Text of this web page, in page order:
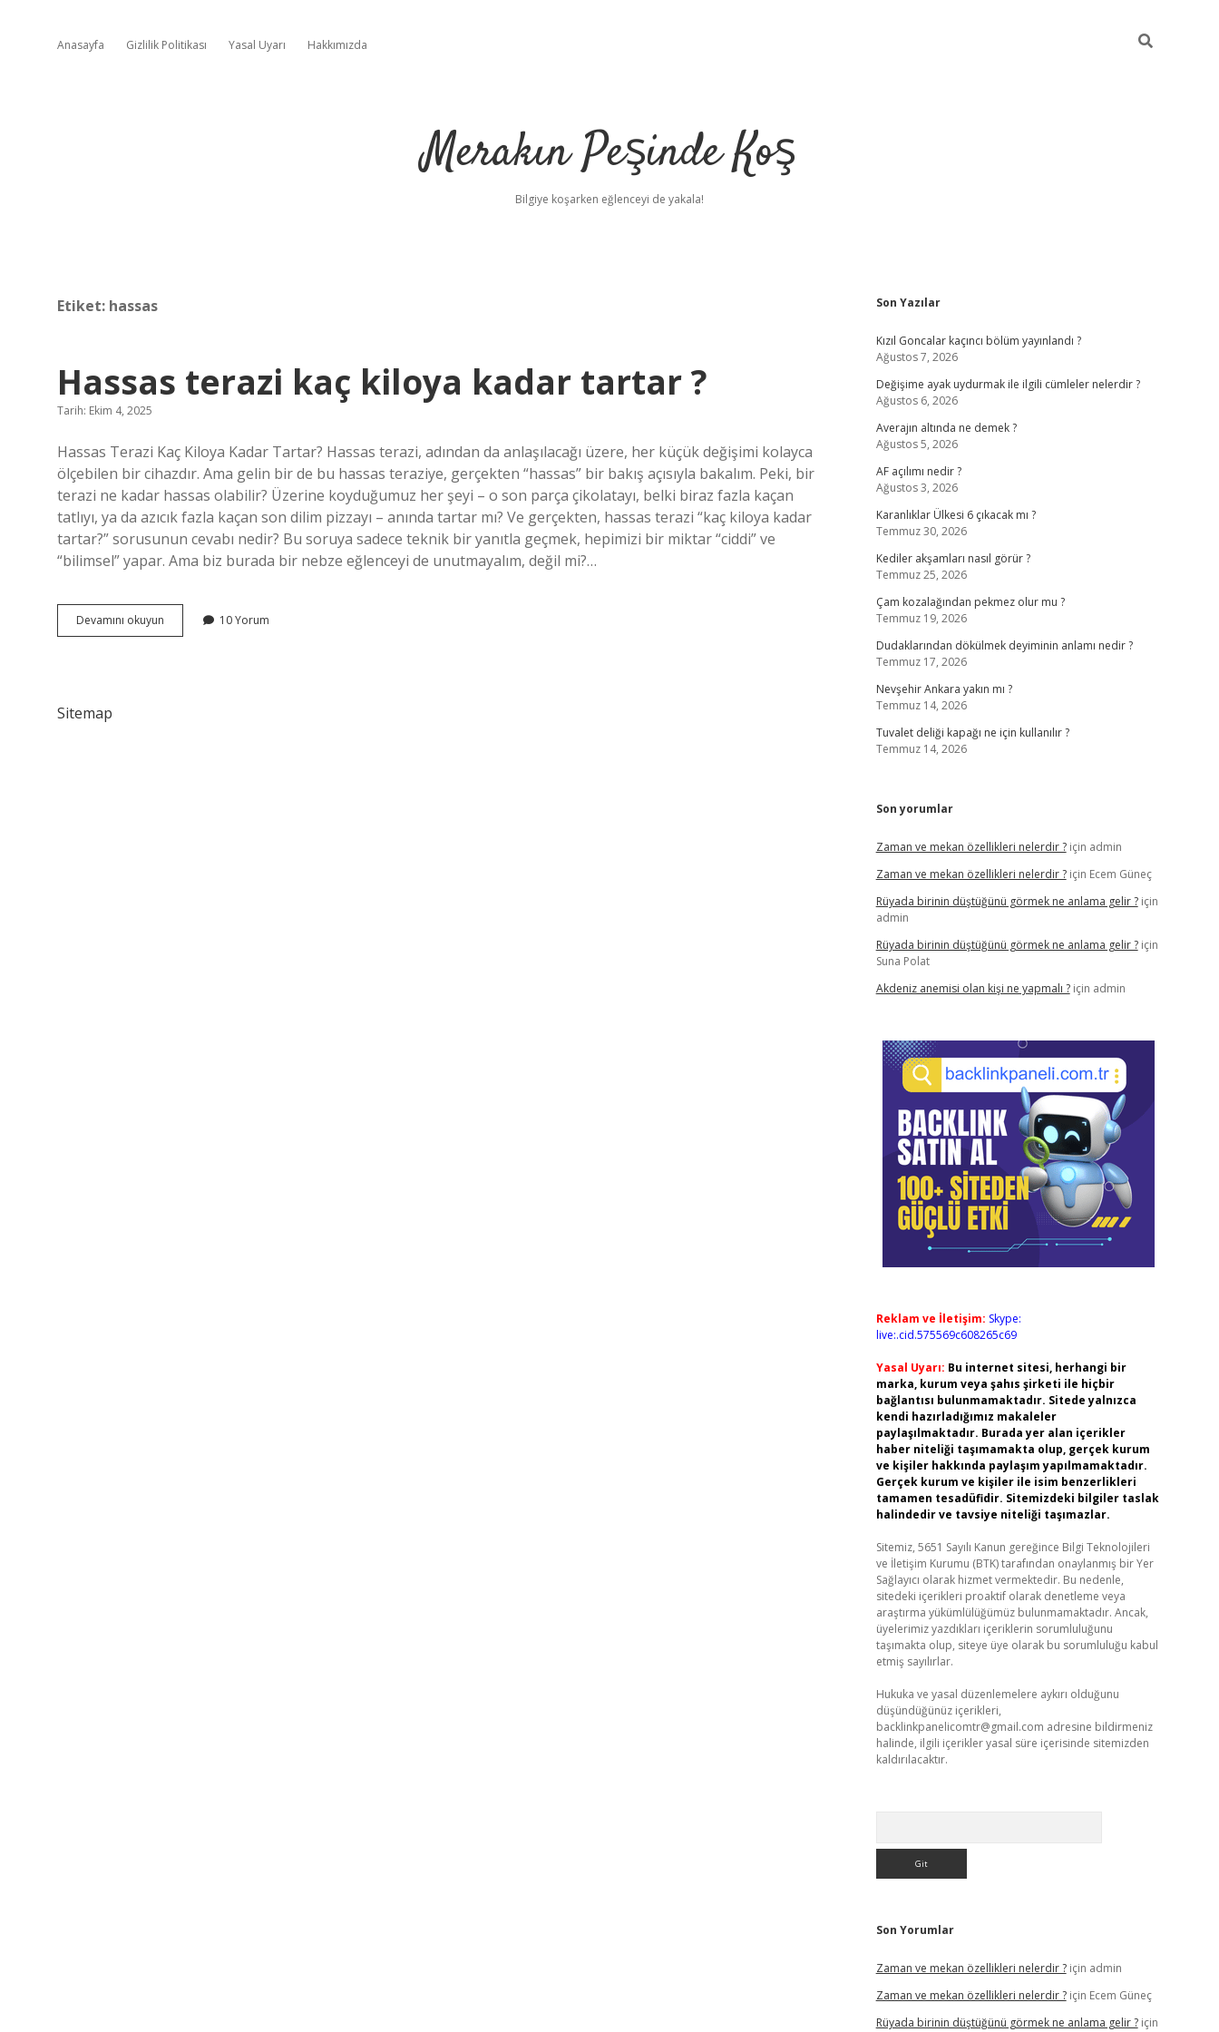
Anasayfa Gizlilik Politikası Yasal Uyarı Hakkımızda
Merakın Peşinde Koş
Bilgiye koşarken eğlenceyi de yakala!
Etiket: hassas
Hassas terazi kaç kiloya kadar tartar ?
Tarih: Ekim 4, 2025
Hassas Terazi Kaç Kiloya Kadar Tartar? Hassas terazi, adından da anlaşılacağı üzere, her küçük değişimi kolayca
ölçebilen bir cihazdır. Ama gelin bir de bu hassas teraziye, gerçekten “hassas” bir bakış açısıyla bakalım. Peki, bir
terazi ne kadar hassas olabilir? Üzerine koyduğumuz her şeyi – o son parça çikolatayı, belki biraz fazla kaçan
tatlıyı, ya da azıcık fazla kaçan son dilim pizzayı – anında tartar mı? Ve gerçekten, hassas terazi “kaç kiloya kadar
tartar?” sorusunun cevabı nedir? Bu soruya sadece teknik bir yanıtla geçmek, hepimizi bir miktar “ciddi” ve
“bilimsel” yapar. Ama biz burada bir nebze eğlenceyi de unutmayalım, değil mi?…
Devamını okuyun
terazi
10 Yorum
Sitemap
Sidebar
Son Yazılar
Kızıl Goncalar kaçıncı bölüm yayınlandı ?
Ağustos 7, 2026
Değişime ayak uydurmak ile ilgili cümleler nelerdir ?
Ağustos 6, 2026
Averajın altında ne demek ?
Ağustos 5, 2026
AF açılımı nedir ?
Ağustos 3, 2026
Karanlıklar Ülkesi 6 çıkacak mı ?
Temmuz 30, 2026
Kediler akşamları nasıl görür ?
Temmuz 25, 2026
Çam kozalağından pekmez olur mu ?
Temmuz 19, 2026
Dudaklarından dökülmek deyiminin anlamı nedir ?
Temmuz 17, 2026
Nevşehir Ankara yakın mı ?
Temmuz 14, 2026
Tuvalet deliği kapağı ne için kullanılır ?
Temmuz 14, 2026
Son yorumlar
Zaman ve mekan özellikleri nelerdir ?için admin
Zaman ve mekan özellikleri nelerdir ?için Ecem Güneç
Rüyada birinin düştüğünü görmek ne anlama gelir ?için
admin
Rüyada birinin düştüğünü görmek ne anlama gelir ?için
Suna Polat
Akdeniz anemisi olan kişi ne yapmalı ?için admin
Reklam ve İletişim: Skype:
live:.cid.575569c608265c69
Yasal Uyarı: Bu internet sitesi, herhangi bir
marka, kurum veya şahıs şirketi ile hiçbir
bağlantısı bulunmamaktadır. Sitede yalnızca
kendi hazırladığımız makaleler
paylaşılmaktadır. Burada yer alan içerikler
haber niteliği taşımamakta olup, gerçek kurum
ve kişiler hakkında paylaşım yapılmamaktadır.
Gerçek kurum ve kişiler ile isim benzerlikleri
tamamen tesadüfidir. Sitemizdeki bilgiler taslak
halindedir ve tavsiye niteliği taşımazlar.
Sitemiz, 5651 Sayılı Kanun gereğince Bilgi Teknolojileri
ve İletişim Kurumu (BTK) tarafından onaylanmış bir Yer
Sağlayıcı olarak hizmet vermektedir. Bu nedenle,
sitedeki içerikleri proaktif olarak denetleme veya
araştırma yükümlülüğümüz bulunmamaktadır. Ancak,
üyelerimiz yazdıkları içeriklerin sorumluluğunu
taşımakta olup, siteye üye olarak bu sorumluluğu kabul
etmiş sayılırlar.
Hukuka ve yasal düzenlemelere aykırı olduğunu
düşündüğünüz içerikleri,
backlinkpanelicomtr@gmail.com adresine bildirmeniz
halinde, ilgili içerikler yasal süre içerisinde sitemizden
kaldırılacaktır.
Son Yorumlar
Zaman ve mekan özellikleri nelerdir ?için admin
Zaman ve mekan özellikleri nelerdir ?için Ecem Güneç
Rüyada birinin düştüğünü görmek ne anlama gelir ?için